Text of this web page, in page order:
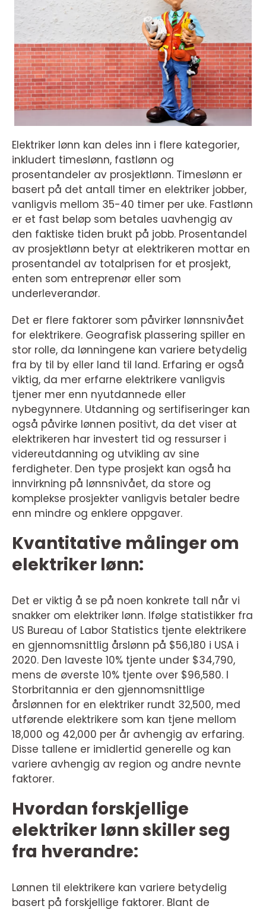
Elektriker lønn kan deles inn i flere kategorier,
inkludert timeslønn, fastlønn og
prosentandeler av prosjektlønn. Timeslønn er
basert på det antall timer en elektriker jobber,
vanligvis mellom 35-40 timer per uke. Fastlønn
er et fast beløp som betales uavhengig av
den faktiske tiden brukt på jobb. Prosentandel
av prosjektlønn betyr at elektrikeren mottar en
prosentandel av totalprisen for et prosjekt,
enten som entreprenør eller som
underleverandør.
Det er flere faktorer som påvirker lønnsnivået
for elektrikere. Geografisk plassering spiller en
stor rolle, da lønningene kan variere betydelig
fra by til by eller land til land. Erfaring er også
viktig, da mer erfarne elektrikere vanligvis
tjener mer enn nyutdannede eller
nybegynnere. Utdanning og sertifiseringer kan
også påvirke lønnen positivt, da det viser at
elektrikeren har investert tid og ressurser i
videreutdanning og utvikling av sine
ferdigheter. Den type prosjekt kan også ha
innvirkning på lønnsnivået, da store og
komplekse prosjekter vanligvis betaler bedre
enn mindre og enklere oppgaver.
Kvantitative målinger om
elektriker lønn:
Det er viktig å se på noen konkrete tall når vi
snakker om elektriker lønn. Ifølge statistikker fra
US Bureau of Labor Statistics tjente elektrikere
en gjennomsnittlig årslønn på $56,180 i USA i
2020. Den laveste 10% tjente under $34,790,
mens de øverste 10% tjente over $96,580. I
Storbritannia er den gjennomsnittlige
årslønnen for en elektriker rundt 32,500, med
utførende elektrikere som kan tjene mellom
18,000 og 42,000 per år avhengig av erfaring.
Disse tallene er imidlertid generelle og kan
variere avhengig av region og andre nevnte
faktorer.
Hvordan forskjellige
elektriker lønn skiller seg
fra hverandre:
Lønnen til elektrikere kan variere betydelig
basert på forskjellige faktorer. Blant de